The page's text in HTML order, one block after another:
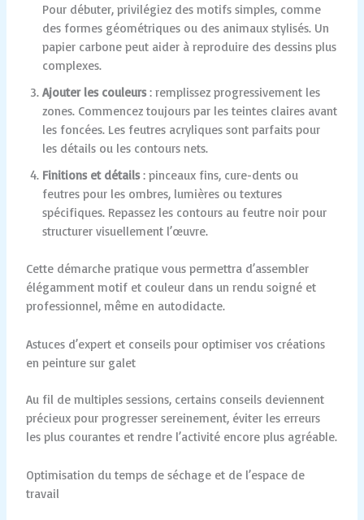
Pour débuter, privilégiez des motifs simples, comme
des formes géométriques ou des animaux stylisés. Un
papier carbone peut aider à reproduire des dessins plus
complexes.
Ajouter les couleurs: remplissez progressivement les
zones. Commencez toujours par les teintes claires avant
les foncées. Les feutres acryliques sont parfaits pour
les détails ou les contours nets.
Finitions et détails: pinceaux fins, cure-dents ou
feutres pour les ombres, lumières ou textures
spécifiques. Repassez les contours au feutre noir pour
structurer visuellement l’œuvre.
Cette démarche pratique vous permettra d’assembler
élégamment motif et couleur dans un rendu soigné et
professionnel, même en autodidacte.
Astuces d’expert et conseils pour optimiser vos créations
en peinture sur galet
Au fil de multiples sessions, certains conseils deviennent
précieux pour progresser sereinement, éviter les erreurs
les plus courantes et rendre l’activité encore plus agréable.
Optimisation du temps de séchage et de l’espace de
travail